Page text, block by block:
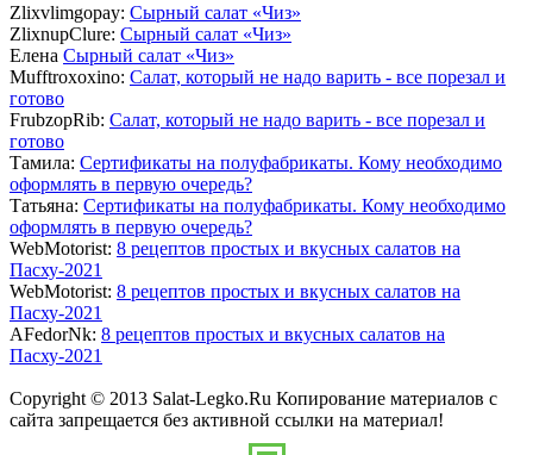
Zlixvlimgopay: Сырный салат «Чиз»
ZlixnupClure: Сырный салат «Чиз»
Елена Сырный салат «Чиз»
Mufftroxoxino: Салат, который не надо варить - все порезал и
готово
FrubzopRib: Салат, который не надо варить - все порезал и
готово
Тамила: Сертификаты на полуфабрикаты. Кому необходимо
оформлять в первую очередь?
Татьяна: Сертификаты на полуфабрикаты. Кому необходимо
оформлять в первую очередь?
WebMotorist: 8 рецептов простых и вкусных салатов на
Пасху-2021
WebMotorist: 8 рецептов простых и вкусных салатов на
Пасху-2021
AFedorNk: 8 рецептов простых и вкусных салатов на
Пасху-2021
Copyright © 2013 Salat-Legko.Ru Копирование материалов с
сайта запрещается без активной ссылки на материал!